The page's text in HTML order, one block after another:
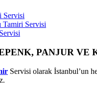
Servisi
Tamiri Servisi
PANJUR VE
Servisi olarak İstanbul’un